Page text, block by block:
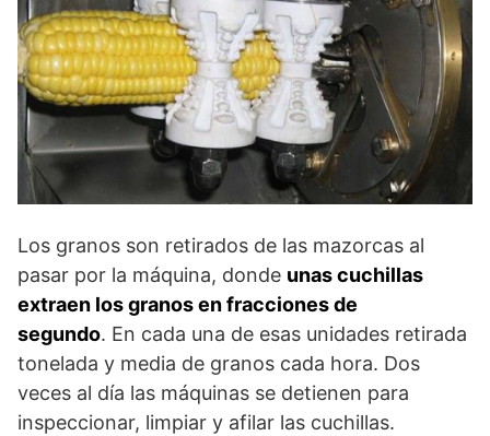
Los granos son retirados de las mazorcas al
pasar por la máquina, donde unas cuchillas
extraen los granos en fracciones de
segundo. En cada una de esas unidades retirada
tonelada y media de granos cada hora. Dos
veces al día las máquinas se detienen para
inspeccionar, limpiar y afilar las cuchillas.